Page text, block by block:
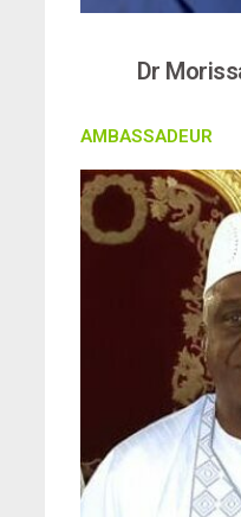
Dr
AMBASSADEUR